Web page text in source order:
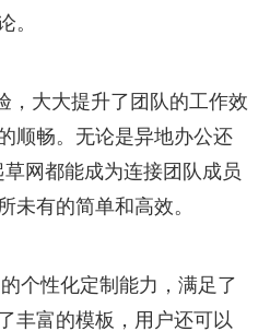
。
，大大提升了团队的工作效
顺畅。无论是异地办公还
网都能成为连接团队成员
未有的简单和高效。
个性化定制能力，满足了
丰富的模板，用户还可以